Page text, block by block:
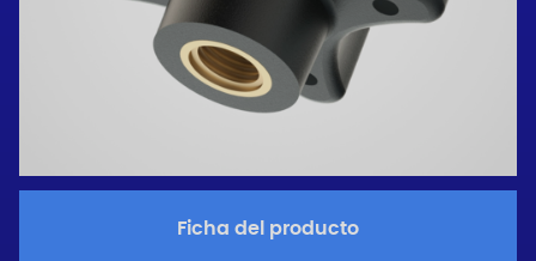
Ficha del producto